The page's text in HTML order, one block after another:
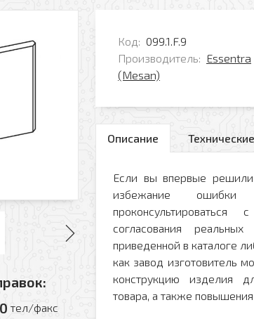
Код: 099.1.F.9
Производитель: Essentra
(Mesan)
Описание
Если вы впервые
избежание
согласования
приведенной в каталоге
как завод изготовитель
конструкцию изделия
товара, а также повышения
тел/факс